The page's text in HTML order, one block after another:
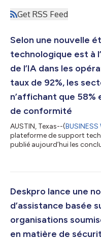
Get RSS Feed
Selon une nouvelle
technologique est à
de l’IA dans les
taux de 92%, les
n’affichant que 58%
de conformité
AUSTIN, Texas--(BUSINESS
plateforme de support
publié aujourd’hui les
innovation et conformité).
le marché en segments
l’IA sont très différ...
Deskpro lance une
d’assistance basée
organisations
en matière de